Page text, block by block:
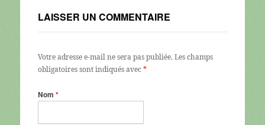
LAISSER UN COMMENTAIRE
Votre adresse e-mail ne sera pas publiée. Les champs
obligatoires sont indiqués avec*
Nom *